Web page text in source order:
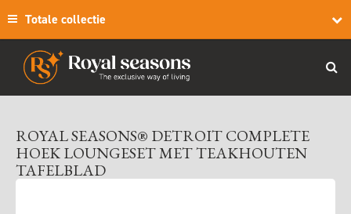
Totale collectie
ROYAL SEASONS® DETROIT COMPLETE
HOEK LOUNGESET MET TEAKHOUTEN
TAFELBLAD